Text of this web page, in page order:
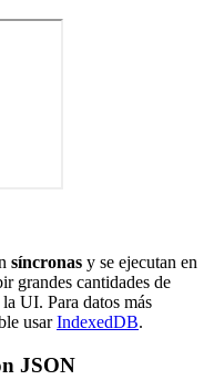
síncronas y se ejecutan en
grandes cantidades de
UI. Para datos más
usarIndexedDB.
JSON